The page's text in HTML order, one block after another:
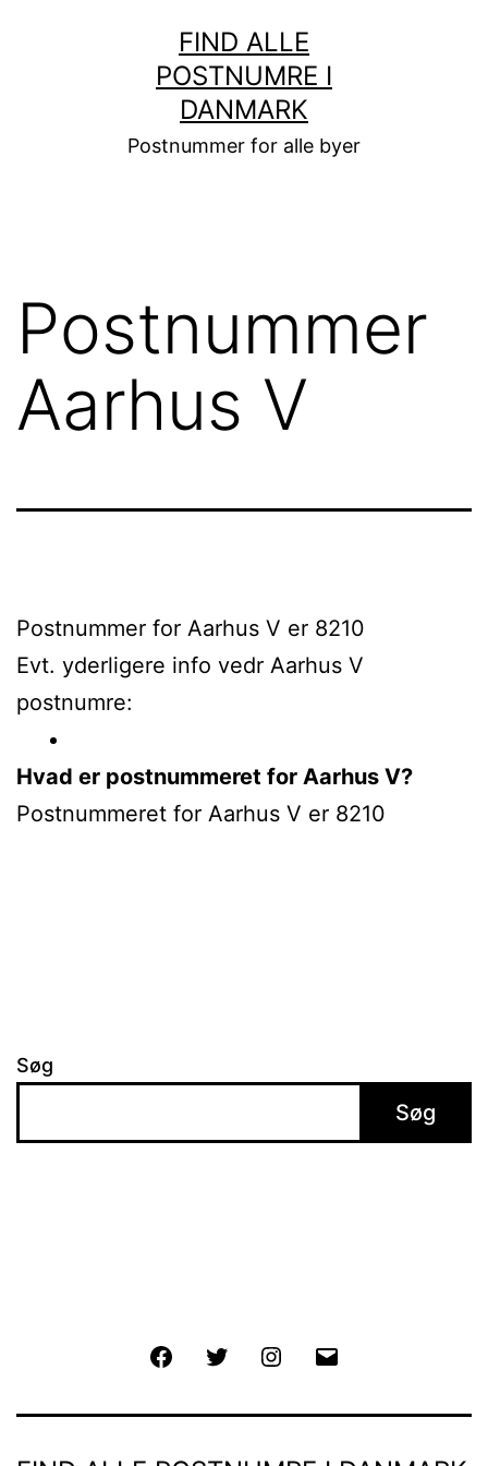
FIND ALLE
POSTNUMRE I
DANMARK
Postnummer for alle byer
Postnummer
Aarhus V
Postnummer for Aarhus V er 8210
Evt. yderligere info vedr Aarhus V
postnumre:
Hvad er postnummeret for Aarhus V?
Postnummeret for Aarhus V er 8210
Søg
Søg
FacebookTwitter Instagram